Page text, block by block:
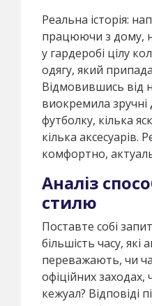
Реальна історія:
працюючи з дому,
у гардеробі цілу
одягу, який
Відмовившись від
виокремила
футболку, кілька
кілька аксесуарів.
комфортно,
Аналіз
стилю
Поставте собі
більшість часу, які
переважають, чи
офіційних
кежуал? Відповіді